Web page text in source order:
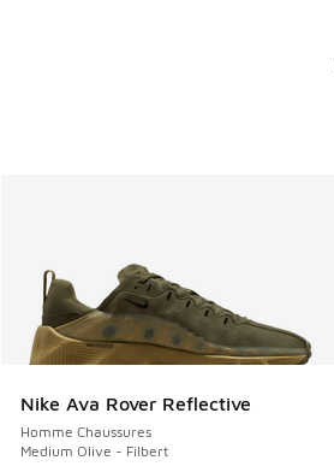
Nike Ava Rover Reflective
Homme Chaussures
Medium Olive - Filbert